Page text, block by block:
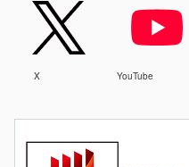
X YouTube